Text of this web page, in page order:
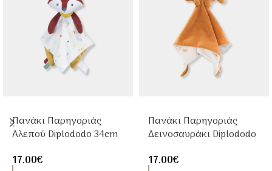
Πανάκι Παρηγοριάς
Αλεπού Diplododo 34cm
17.00€
Πανάκι Παρηγοριάς
Δεινοσαυράκι Diplododo
17.00€